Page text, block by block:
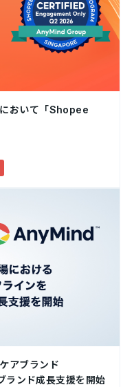
おいて「Shopee
アブランド
ランド成長支援を開始